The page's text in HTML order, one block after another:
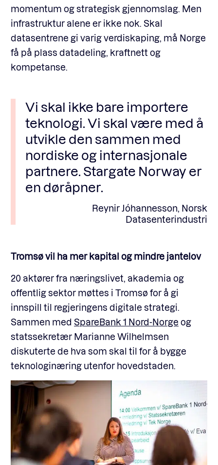
momentum og strategisk gjennomslag. Men
infrastruktur alene er ikke nok. Skal
datasentrene gi varig verdiskaping, må Norge
få på plass datadeling, kraftnett og
kompetanse.
Vi skal ikke bare importere
teknologi. Vi skal være med å
utvikle den sammen med
nordiske og internasjonale
partnere. Stargate Norway er
en døråpner.
Reynir Jóhannesson, Norsk
Datasenterindustri
Tromsø vil ha mer kapital og mindre jantelov
20 aktører fra næringslivet, akademia og
offentlig sektor møttes i Tromsø for å gi
innspill til regjeringens digitale strategi.
Sammen med SpareBank 1 Nord-Norge og
statssekretær Marianne Wilhelmsen
diskuterte de hva som skal til for å bygge
teknologinæring utenfor hovedstaden.